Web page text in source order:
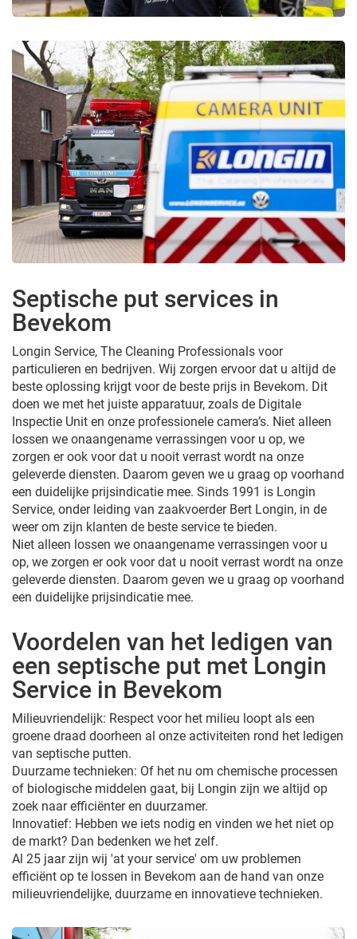
Septische put services in
Bevekom
Longin Service, The Cleaning Professionals voor
particulieren en bedrijven. Wij zorgen ervoor dat u altijd de
beste oplossing krijgt voor de beste prijs in Bevekom. Dit
doen we met het juiste apparatuur, zoals de Digitale
Inspectie Unit en onze professionele camera’s. Niet alleen
lossen we onaangename verrassingen voor u op, we
zorgen er ook voor dat u nooit verrast wordt na onze
geleverde diensten. Daarom geven we u graag op voorhand
een duidelijke prijsindicatie mee. Sinds 1991 is Longin
Service, onder leiding van zaakvoerder Bert Longin, in de
weer om zijn klanten de beste service te bieden.
Niet alleen lossen we onaangename verrassingen voor u
op, we zorgen er ook voor dat u nooit verrast wordt na onze
geleverde diensten. Daarom geven we u graag op voorhand
een duidelijke prijsindicatie mee.
Voordelen van het ledigen van
een septische put met Longin
Service in Bevekom
Milieuvriendelijk: Respect voor het milieu loopt als een
groene draad doorheen al onze activiteiten rond het ledigen
van septische putten.
Duurzame technieken: Of het nu om chemische processen
of biologische middelen gaat, bij Longin zijn we altijd op
zoek naar efficiënter en duurzamer.
Innovatief: Hebben we iets nodig en vinden we het niet op
de markt? Dan bedenken we het zelf.
Al 25 jaar zijn wij 'at your service' om uw problemen
efficiënt op te lossen in Bevekom aan de hand van onze
milieuvriendelijke, duurzame en innovatieve technieken.